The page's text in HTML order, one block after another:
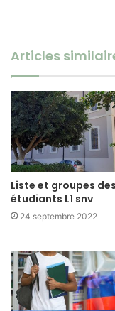
Articles
Liste et groupes des
étudiants L1 snv
24 septembre 2022